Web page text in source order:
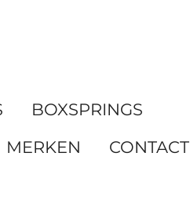
BOXSPRINGS
MERKEN
CONTACT